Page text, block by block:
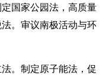
国家公园法，高质量
。审议南极活动与环
。制定原子能法，促